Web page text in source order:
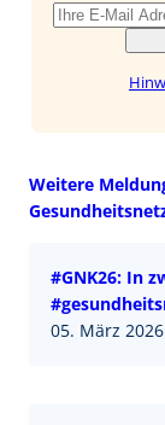
Weitere
#GNK26: In
05. März 2026